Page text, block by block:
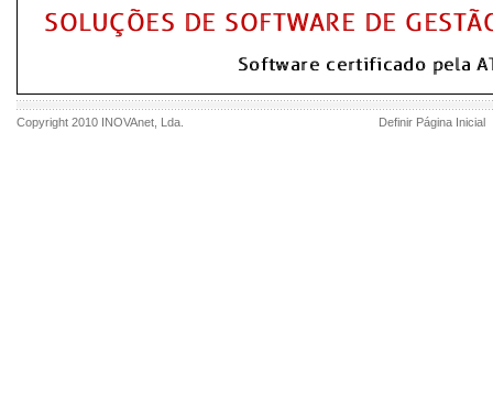
Copyright 2010 INOVAnet , Lda. Definir Página Inicial